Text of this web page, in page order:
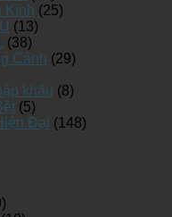
Kính (25)
(13)
(38)
Cánh (29)
khẩu (8)
(5)
Đại (148)